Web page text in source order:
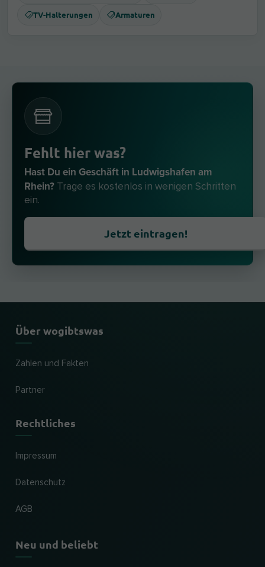
TV-Halterungen Armaturen
Fehlt hier was?
Hast Du ein Geschäft in Ludwigshafen am
Rhein? Trage es kostenlos in wenigen Schritten
ein.
Jetzt eintragen!
Über wogibtswas
Zahlen und Fakten
Partner
Rechtliches
Impressum
Datenschutz
AGB
Neu und beliebt